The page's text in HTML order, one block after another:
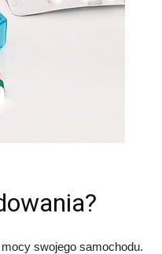
swojego samochodu.